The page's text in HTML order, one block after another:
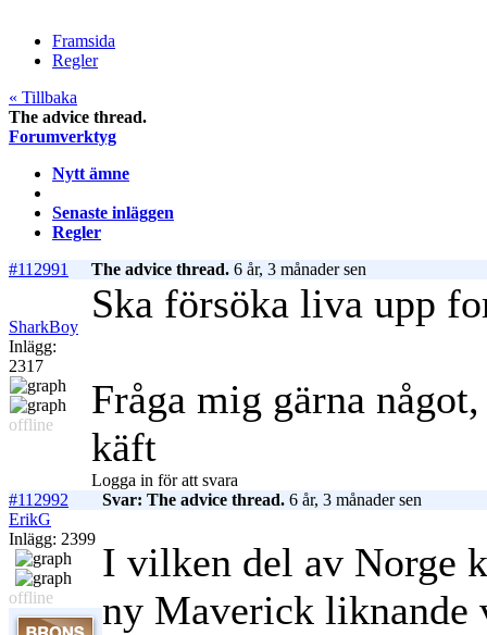
Framsida
Regler
« Tillbaka
The advice thread.
Forumverktyg
Nytt ämne
Senaste inläggen
Regler
#112991
The advice thread. 6 år, 3 månader sen
SharkBoy
Inlägg:
2317
offline
Ska försöka liva upp
Fråga mig gärna
käft
Logga in för att svara
#112992
Svar: The advice thread. 6 år, 3 månader sen
ErikG
Inlägg: 2399
offline
I vilken del av Norge
ny Maverick liknande